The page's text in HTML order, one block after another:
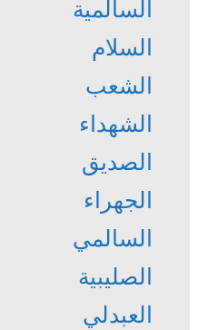
السالمية
السلام
الشعب
الشهداء
الصديق
الجهراء
السالمي
الصليبية
العبدلي